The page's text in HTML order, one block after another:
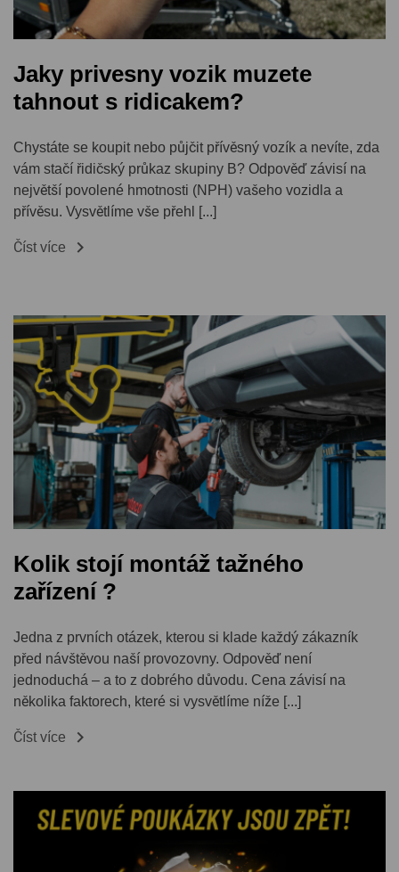
Jaky privesny vozik muzete
tahnout s ridicakem?
Chystáte se koupit nebo půjčit přívěsný vozík a nevíte, zda
vám stačí řidičský průkaz skupiny B? Odpověď závisí na
největší povolené hmotnosti (NPH) vašeho vozidla a
přívěsu. Vysvětlíme vše přehl [...]
Číst více 
Kolik stojí montáž tažného
zařízení ?
Jedna z prvních otázek, kterou si klade každý zákazník
před návštěvou naší provozovny. Odpověď není
jednoduchá – a to z dobrého důvodu. Cena závisí na
několika faktorech, které si vysvětlíme níže [...]
Číst více 